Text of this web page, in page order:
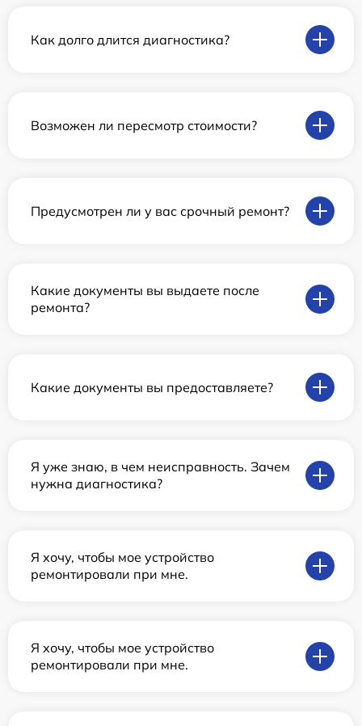
Как долго длится диагностика?
Возможен ли пересмотр стоимости?
Предусмотрен ли у вас срочный ремонт?
Какие документы вы выдаете после
ремонта?
Какие документы вы предоставляете?
Я уже знаю, в чем неисправность. Зачем
нужна диагностика?
Я хочу, чтобы мое устройство
ремонтировали при мне.
Я хочу, чтобы мое устройство
ремонтировали при мне.